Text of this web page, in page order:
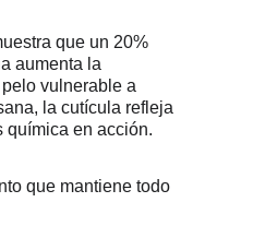
que un 20%
aumenta la
vulnerable a
la cutícula refleja
química en acción.
que mantiene todo